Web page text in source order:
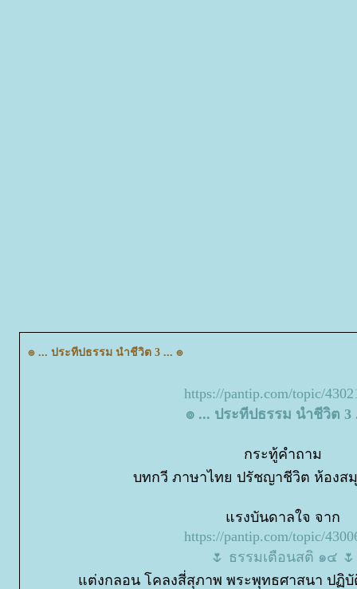
๏ ... ประทีปธรรม นำชีวิต 3 ... ๏
https://pantip.com/topic/
๏ ... ประทีปธรรม นำชีวิต 3
กระทู้คำถาม
บทกวี ภาษาไทย ปรัชญาชีวิต ห้องส
รงบันดาลใจ จาก
https://pantip.com/topic/
🌷 ธรรมเตือนสติ ๑๔ 🌷
ต่งกลอน โคลงสี่สุภาพ พระพุทธศาสนา ปฏิบั